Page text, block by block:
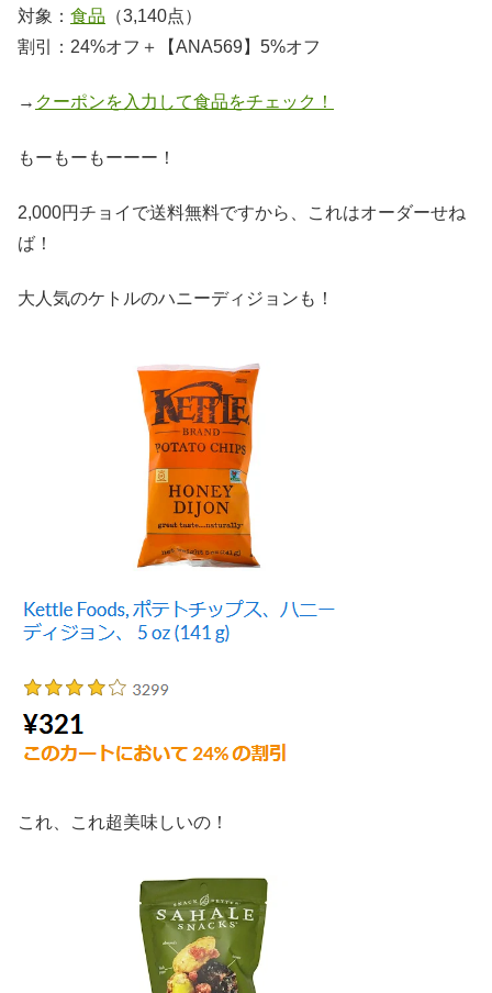
対象： 食品 （3,140点）
割引：24%オフ＋【ANA569】5%オフ
→ クーポンを入力して食品をチェック！
もーもーもーーー！
2,000円チョイで送料無料ですから、これはオーダーせね
ば！
大人気のケトルのハニーディジョンも！
これ、これ超美味しいの！